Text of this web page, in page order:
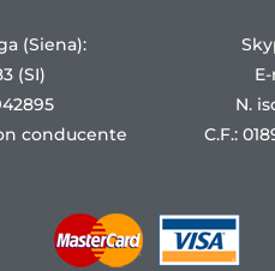
(Siena):
(SI)
conducente
N.
C.F.: